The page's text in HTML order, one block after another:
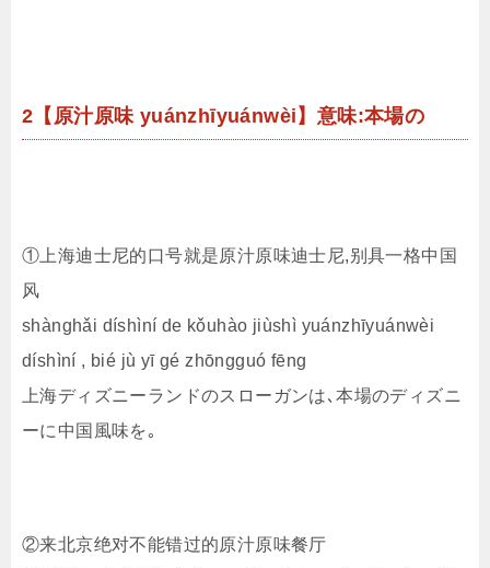
2【原汁原味 yuánzhīyuánwèi】意味:本場の
①上海迪士尼的口号就是原汁原味迪士尼,别具一格中国
风
shànghǎi díshìní de kǒuhào jiùshì yuánzhīyuánwèi
díshìní , bié jù yī gé zhōngguó fēng
上海ディズニーランドのスローガンは､本場のディズニ
ーに中国風味を｡
②来北京绝对不能错过的原汁原味餐厅